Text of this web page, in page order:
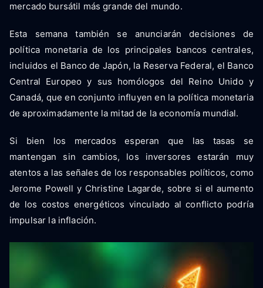
mercado bursátil más grande del mundo.
Esta semana también se anunciarán decisiones de
política monetaria de los principales bancos centrales,
incluidos el Banco de Japón, la Reserva Federal, el Banco
Central Europeo y sus homólogos del Reino Unido y
Canadá, que en conjunto influyen en la política monetaria
de aproximadamente la mitad de la economía mundial.
Si bien los mercados esperan que las tasas se
mantengan sin cambios, los inversores estarán muy
atentos a las señales de los responsables políticos, como
Jerome Powell y Christine Lagarde, sobre si el aumento
de los costos energéticos vinculado al conflicto podría
impulsar la inflación.